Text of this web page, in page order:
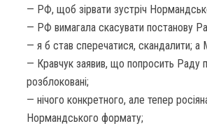
— РФ, щоб зірвати зустріч
— РФ вимагала скасувати постанову
— я б став сперечатися, скандалити; а
— Кравчук заявив, що попросить Раду
розблоковані;
— нічого конкретного, але тепер
Нормандського формату;